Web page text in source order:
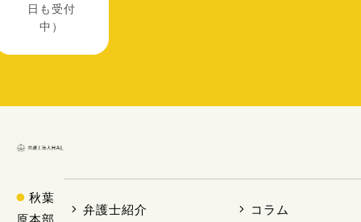
日も受付
中）
秋葉
原本部
弁護士紹介 コラム